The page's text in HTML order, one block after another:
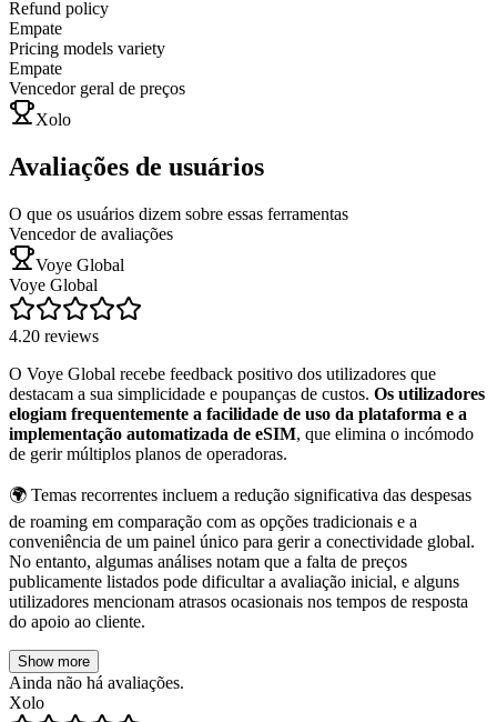
Refund policy
Empate
Pricing models variety
Empate
Vencedor geral de preços
Xolo
Avaliações de usuários
O que os usuários dizem sobre essas ferramentas
Vencedor de avaliações
Voye Global
Voye Global
4.20 reviews
O Voye Global recebe feedback positivo dos utilizadores que
destacam a sua simplicidade e poupanças de custos. Os utilizadores
elogiam frequentemente a facilidade de uso da plataforma e a
implementação automatizada de eSIM, que elimina o incómodo
de gerir múltiplos planos de operadoras.
🌍 Temas recorrentes incluem a redução significativa das despesas
de roaming em comparação com as opções tradicionais e a
conveniência de um painel único para gerir a conectividade global.
No entanto, algumas análises notam que a falta de preços
publicamente listados pode dificultar a avaliação inicial, e alguns
utilizadores mencionam atrasos ocasionais nos tempos de resposta
do apoio ao cliente.
Show more
Ainda não há avaliações.
Xolo